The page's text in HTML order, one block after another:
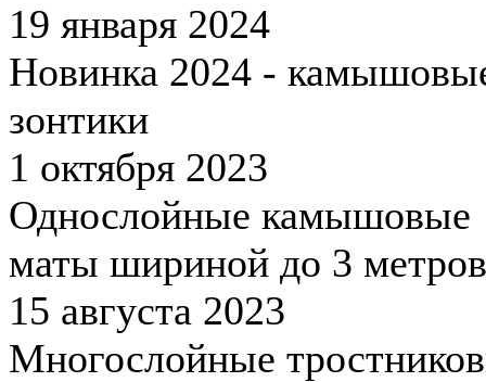
19 января 2024
Новинка 2024 -
зонтики
1 октября 2023
Однослойные камышовые
маты шириной до 3
15 августа 2023
Многослойные